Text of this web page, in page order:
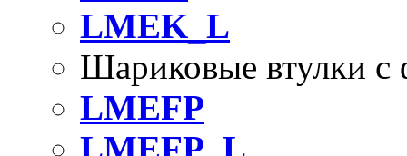
LMEK_L
Шариковые втулки
LMEFP
LMEFP_L